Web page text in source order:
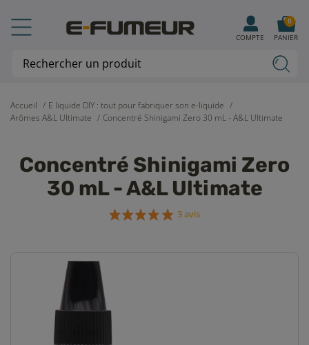
Accueil
E liquide DIY : tout pour fabriquer son e-liquide
Arômes A&L Ultimate
Concentré Shinigami Zero 30 mL - A&L Ultimate
Concentré Shinigami Zero
30 mL - A&L Ultimate
3 avis
COMPTE PANIER
0